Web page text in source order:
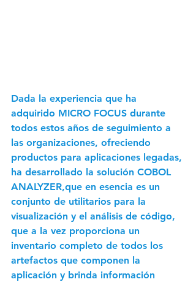
Dada la experiencia que ha
adquirido MICRO FOCUS durante
todos estos años de seguimiento a
las organizaciones, ofreciendo
productos para aplicaciones legadas,
ha desarrollado la solución COBOL
ANALYZER,que en esencia es un
conjunto de utilitarios para la
visualización y el análisis de código,
que a la vez proporciona un
inventario completo de todos los
artefactos que componen la
aplicación y brinda información